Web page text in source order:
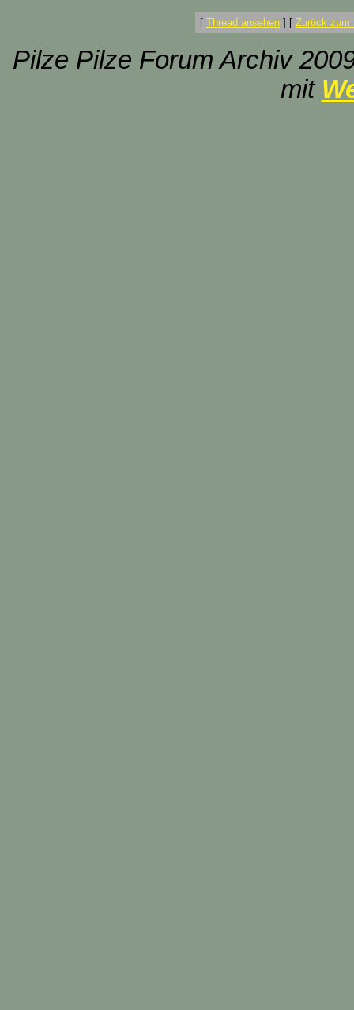
[ Thread ansehen ] [ Zurück zum
Pilze Pilze Forum Archiv
mit